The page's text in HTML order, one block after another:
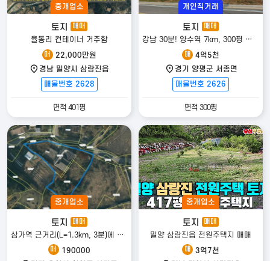
중개업소
토지 매매
율동리 컨테이너 거주함
매 22,000만원
경남 밀양시 삼랑진읍
매물번호 2628
면적 401평
개인직거래
토지 매매
강남 30분! 양수역 7km, 300평 대지의 4억대 전원주택
매
4억5천
경기 양평군 서종면
매물번호 2626
면적 300평
중개업소
토지 매매
삼가역 근거리(L=1.3km, 3분)에 위치한 토지(대1, 전2) 및 단독(다가구)주택 매매
매 190000
중개업소
토지 매매
밀양 삼랑진읍 전원주택지 매매
매
3억7천